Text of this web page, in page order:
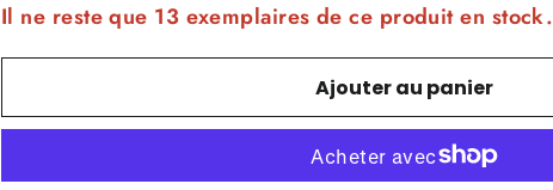
Il ne reste que 13 exemplaires de ce produit en stock.
Ajouter au panier